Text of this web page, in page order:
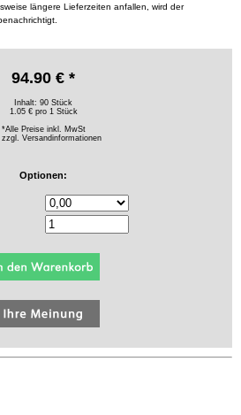
längere Lieferzeiten anfallen, wird der
94.90 € *
Inhalt: 90 Stück
1.05 € pro 1 Stück
*Alle Preise inkl. MwSt
zzgl. Versandinformationen
Optionen: